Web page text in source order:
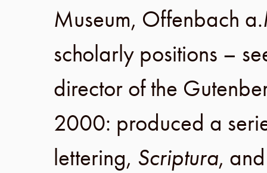
Museum, Offenbach
scholarly positions –
director of the
2000: produced a
lettering, Scriptura,